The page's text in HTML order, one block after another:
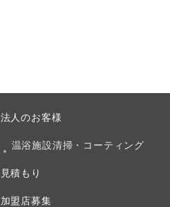
法人のお客様
温浴施設清掃・コーティング
見積もり
加盟店募集